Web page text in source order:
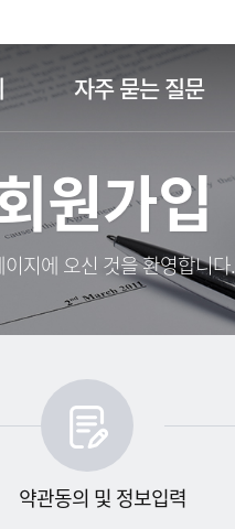
자주 묻는 질문
원가입
이지에 오신 것을 환영합니다.
약관동의 및 정보입력